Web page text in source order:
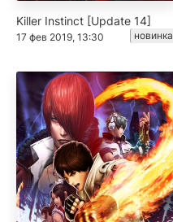
Killer Instinct [Update 14]
17 фев 2019, 13:30 новинка